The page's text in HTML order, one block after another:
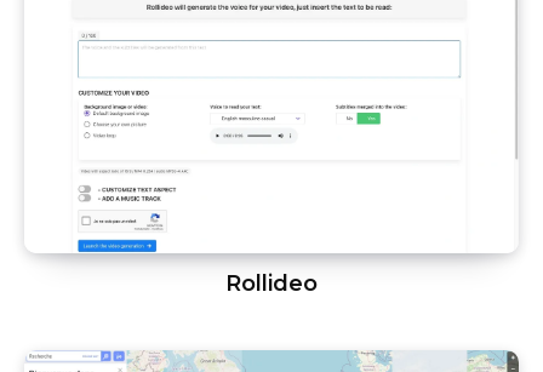
Rollideo